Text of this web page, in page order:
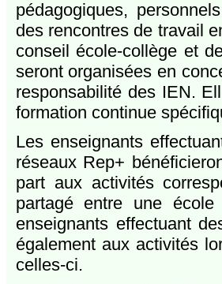
pédagogiques,
des rencontres de travail
conseil école-collège et
seront organisées en
responsabilité des IEN.
formation continue
Les enseignants
réseaux Rep+
part aux activités
partagé entre une
enseignants effectuant
également aux activités
celles-ci.